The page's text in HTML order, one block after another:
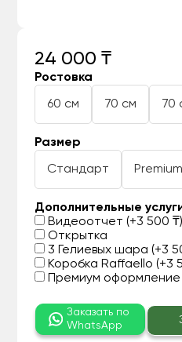
24 000 ₸
Ростовка
60 см 70 см 70
Размер
Стандарт Premium
Дополнительные
Видеоотчет (+3 500 ₸)
Открытка
3 Гелиевых шара (+3
Коробка Raffaello (+3
Премиум оформление
Заказать по
WhatsApp